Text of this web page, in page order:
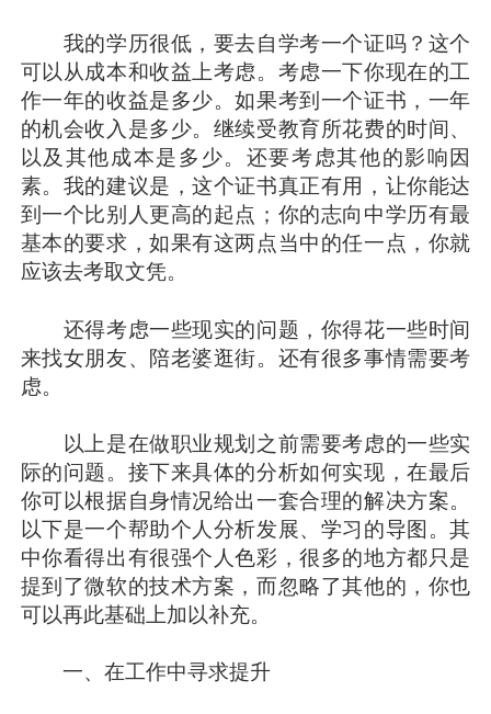
我的学历很低，要去自学考一个证吗？这个
可以从成本和收益上考虑。考虑一下你现在的工
作一年的收益是多少。如果考到一个证书，一年
的机会收入是多少。继续受教育所花费的时间、
以及其他成本是多少。还要考虑其他的影响因
素。我的建议是，这个证书真正有用，让你能达
到一个比别人更高的起点；你的志向中学历有最
基本的要求，如果有这两点当中的任一点，你就
应该去考取文凭。
还得考虑一些现实的问题，你得花一些时间
来找女朋友、陪老婆逛街。还有很多事情需要考
虑。
以上是在做职业规划之前需要考虑的一些实
际的问题。接下来具体的分析如何实现，在最后
你可以根据自身情况给出一套合理的解决方案。
以下是一个帮助个人分析发展、学习的导图。其
中你看得出有很强个人色彩，很多的地方都只是
提到了微软的技术方案，而忽略了其他的，你也
可以再此基础上加以补充。
一、在工作中寻求提升